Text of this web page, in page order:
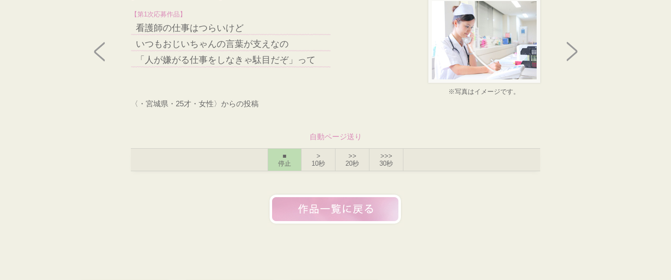
【第1次応募作品】
看護師の仕事はつらいけど
いつもおじいちゃんの言葉が支えなの
「人が嫌がる仕事をしなきゃ駄目だぞ」って
※写真はイメージです。
〈・宮城県・25才・女性〉からの投稿
自動ページ送り
■
停止
>
10秒
>>
20秒
>>>
30秒